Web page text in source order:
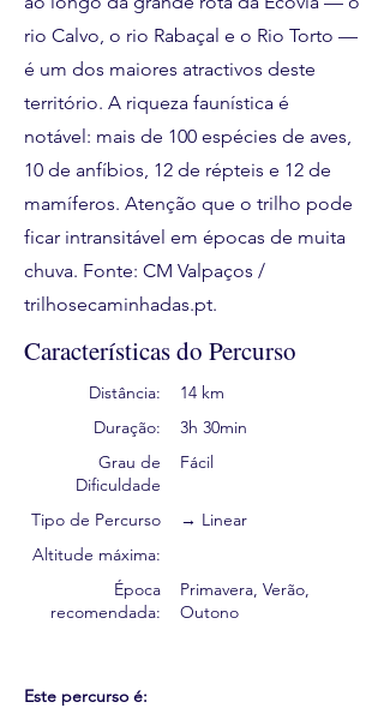
rio Calvo, o rio Rabaçal e o Rio Torto —
é um dos maiores atractivos deste
território. A riqueza faunística é
notável: mais de 100 espécies de aves,
10 de anfíbios, 12 de répteis e 12 de
mamíferos. Atenção que o trilho pode
ficar intransitável em épocas de muita
chuva. Fonte: CM Valpaços /
trilhosecaminhadas.pt.
Características do Percurso
Distância:
Duração:
Grau de
Dificuldade
Tipo de Percurso
Altitude máxima:
Época
recomendada:
14 km
3h 30min
Fácil
→ Linear
Primavera, Verão,
Outono
Este percurso é: